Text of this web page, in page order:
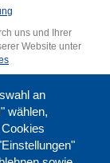
uns und Ihrer
Website unter
an
wählen,